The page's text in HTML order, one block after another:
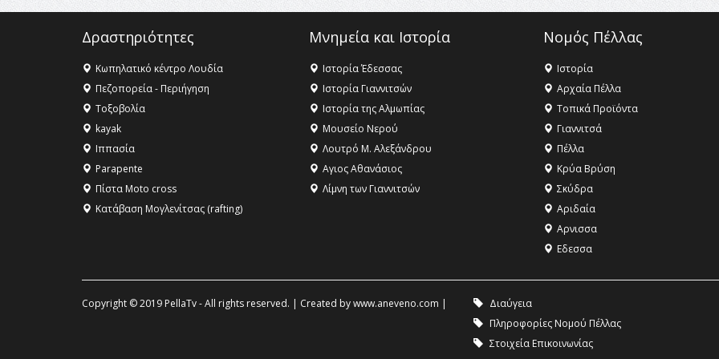
Δραστηριότητες
Κωπηλατικό κέντρο Λουδία
Πεζοπορεία - Περιήγηση
Τοξοβολία
kayak
Ιππασία
Parapente
Πίστα Moto cross
Κατάβαση Μογλενίτσας (rafting)
Μνημεία και Ιστορία
Ιστορία Έδεσσας
Ιστορία Γιαννιτσών
Ιστορία της Αλμωπίας
Μουσείο Νερού
Λουτρό Μ. Αλεξάνδρου
Αγιος Αθανάσιος
Λίμνη των Γιαννιτσών
Νομός Πέλλας
Ιστορία
Αρχαία Πέλλα
Τοπικά Προϊόντα
Γιαννιτσά
Πέλλα
Κρύα Βρύση
Σκύδρα
Αριδαία
Aρνισσα
Eδεσσα
Copyright © 2019 PellaTv - All rights reserved. | Created bywww.aneveno.com | Διαύγεια
Πληροφορίες Νομού Πέλλας
Στοιχεία Επικοινωνίας